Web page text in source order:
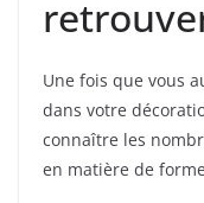
Une fois que vous
dans votre
connaître les
en matière de